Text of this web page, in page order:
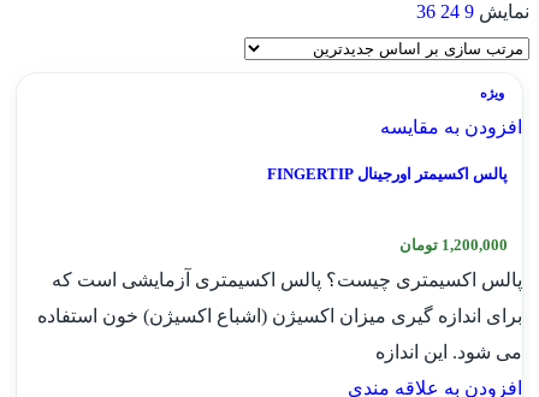
نمایش 9
24
36
ویژه
افزودن به مقایسه
پالس اکسیمتر اورجینال FINGERTIP
1,200,000 تومان
پالس اکسیمتری چیست؟ پالس اکسیمتری آزمایشی است که
برای اندازه گیری میزان اکسیژن (اشباع اکسیژن) خون استفاده
می شود. این اندازه
افزودن به علاقه مندی